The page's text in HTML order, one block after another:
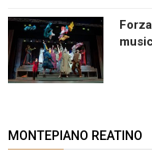
MONTEPIANO REATINO